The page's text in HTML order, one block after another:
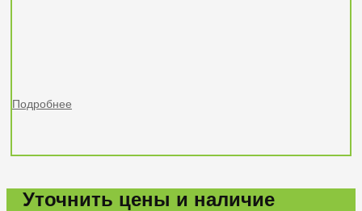
Подробнее
Уточнить цены и наличие